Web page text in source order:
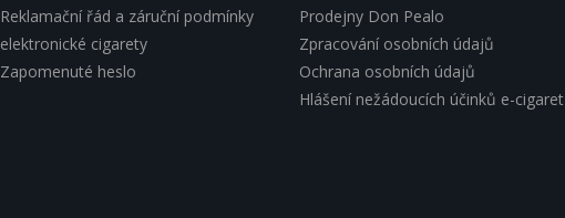
Reklamační řád a záruční podmínky
elektronické cigarety
Zapomenuté heslo
Prodejny Don Pealo
Zpracování osobních údajů
Ochrana osobních údajů
Hlášení nežádoucích účinků e-cigaret